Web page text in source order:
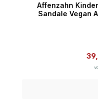
Affenzahn
Sandale Vegan